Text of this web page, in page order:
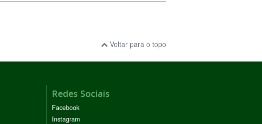
Voltar para o topo
Redes Sociais
Facebook
Instagram